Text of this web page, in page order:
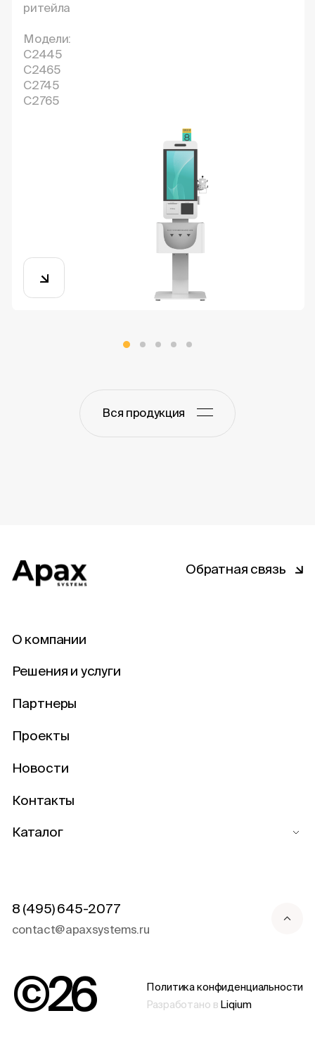
ритейла
Модели:
С2445
С2465
С2745
С2765
Вся продукция
Обратная связь
О компании
Решения и услуги
Партнеры
Проекты
Новости
Контакты
Каталог
8 (495) 645-2077
contact@apaxsystems.ru
©26
Политика конфиденциальности
Разработано в Liqium